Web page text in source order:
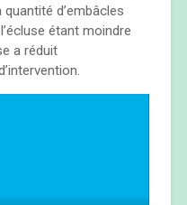
d’embâcles
étant moindre
a réduit